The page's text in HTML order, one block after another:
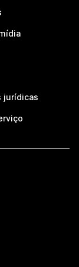
jurídicas